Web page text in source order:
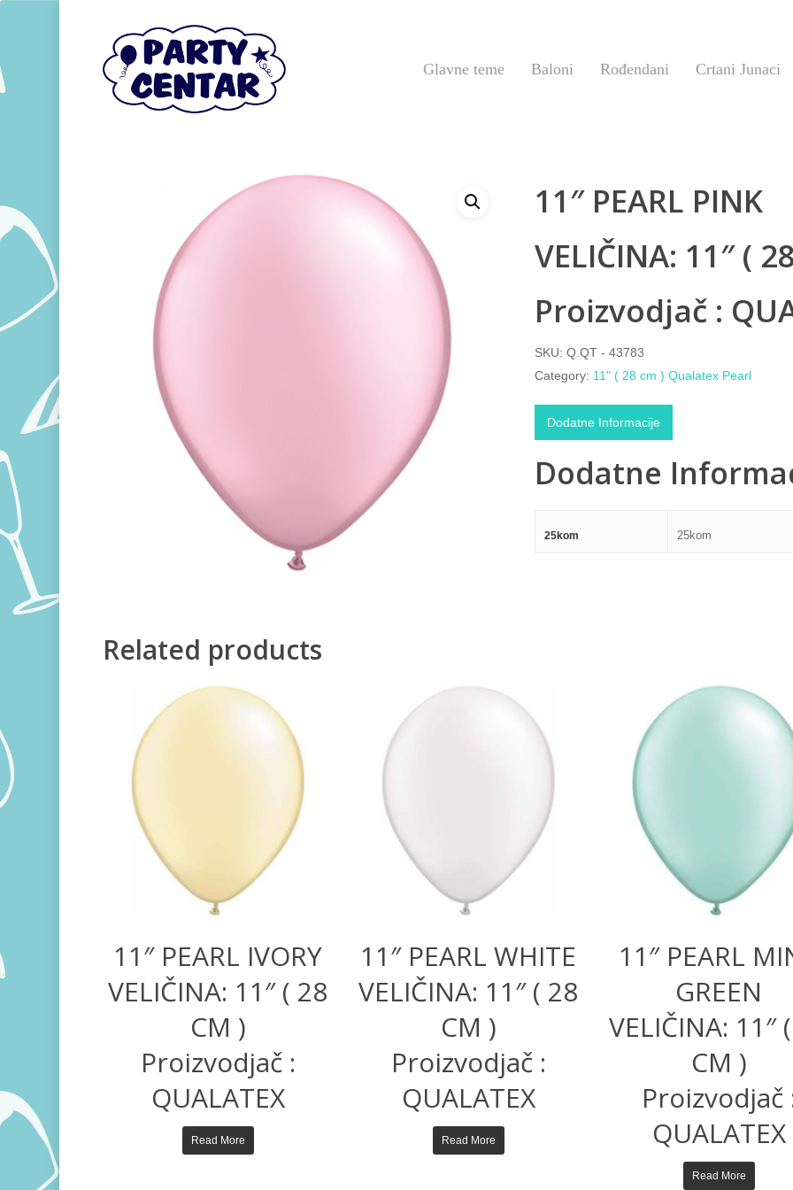
Glavne teme Baloni Rođendani Crtani Junaci
11″ PEARL PINK
VELIČINA: 11″ (
Proizvodjač :
SKU: Q.QT - 43783
Category: 11" ( 28 cm ) Qualatex Pearl
Dodatne Informacije
Dodatne
25kom 25kom
Related products
11″ PEARL IVORY
VELIČINA: 11″ ( 28
CM )
Proizvodjač :
QUALATEX
Read More
11″ PEARL WHITE
VELIČINA: 11″ ( 28
CM )
Proizvodjač :
QUALATEX
Read More
11″ PEARL
GREEN
VELIČINA: 11″
CM )
Proizvodjač
QUALATEX
Read More